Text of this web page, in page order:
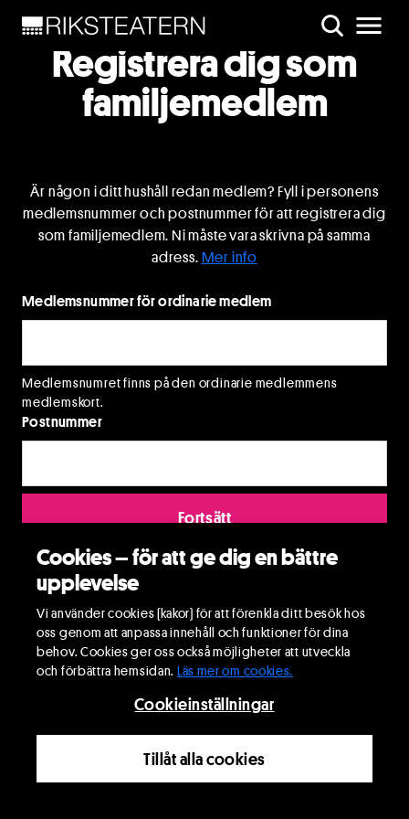
Cookies – för att ge dig en bättre
upplevelse
Vi använder cookies (kakor) för att förenkla ditt besök hos
oss genom att anpassa innehåll och funktioner för dina
behov. Cookies ger oss också möjligheter att utveckla
och förbättra hemsidan. Läs mer om cookies.
Cookieinställningar
Tillåt alla cookies
Registrera dig som
familjemedlem
Är någon i ditt hushåll redan medlem? Fyll i personens
medlemsnummer och postnummer för att registrera dig
som familjemedlem. Ni måste vara skrivna på samma
adress.Mer info
Medlemsnummer för ordinarie medlem
Medlemsnumret finns på den ordinarie medlemmens
medlemskort.
Postnummer
Fortsätt